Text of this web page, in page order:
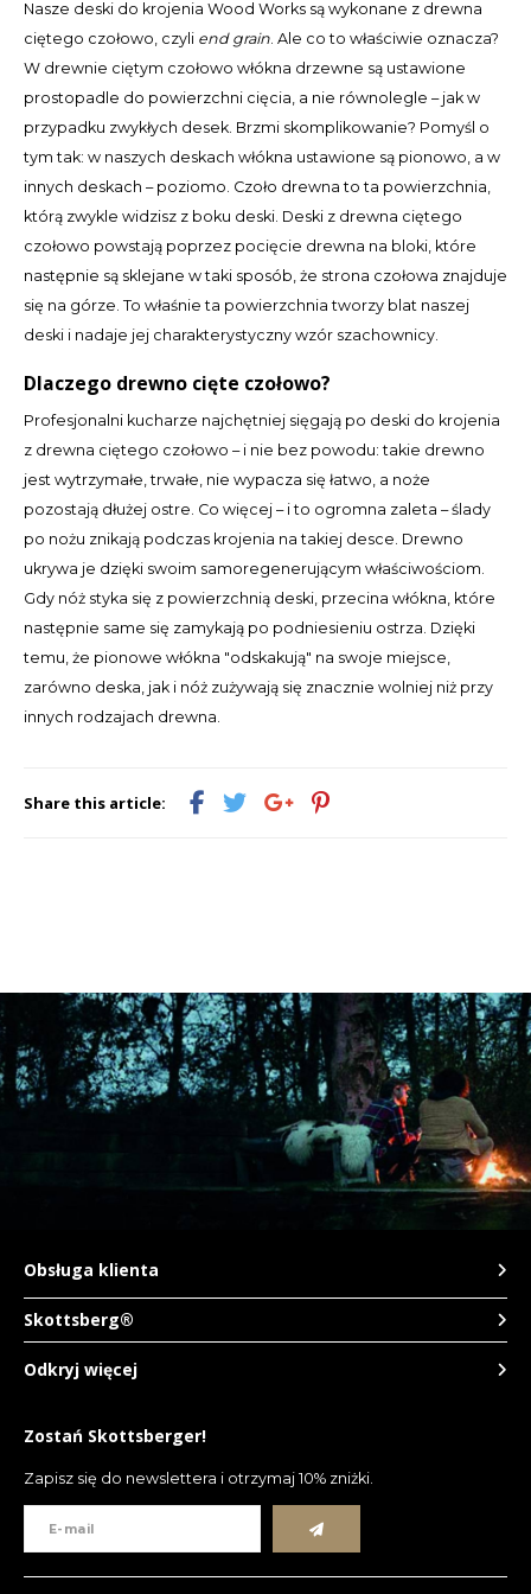
Polski
CAD
CHF
INR
JPY
CZK
ECS
HUF
ZAR
SEK
TWD
Nasze deski do krojenia Wood Works są wykonane z drewna
ciętego czołowo, czyli end grain. Ale co to właściwie oznacza?
W drewnie ciętym czołowo włókna drzewne są ustawione
prostopadle do powierzchni cięcia, a nie równolegle – jak w
przypadku zwykłych desek. Brzmi skomplikowanie? Pomyśl o
tym tak: w naszych deskach włókna ustawione są pionowo, a w
innych deskach – poziomo. Czoło drewna to ta powierzchnia,
którą zwykle widzisz z boku deski. Deski z drewna ciętego
czołowo powstają poprzez pocięcie drewna na bloki, które
następnie są sklejane w taki sposób, że strona czołowa znajduje
się na górze. To właśnie ta powierzchnia tworzy blat naszej
deski i nadaje jej charakterystyczny wzór szachownicy.
Dlaczego drewno cięte czołowo?
Profesjonalni kucharze najchętniej sięgają po deski do krojenia
z drewna ciętego czołowo – i nie bez powodu: takie drewno
jest wytrzymałe, trwałe, nie wypacza się łatwo, a noże
pozostają dłużej ostre. Co więcej – i to ogromna zaleta – ślady
po nożu znikają podczas krojenia na takiej desce. Drewno
ukrywa je dzięki swoim samoregenerującym właściwościom.
Gdy nóż styka się z powierzchnią deski, przecina włókna, które
następnie same się zamykają po podniesieniu ostrza. Dzięki
temu, że pionowe włókna "odskakują" na swoje miejsce,
zarówno deska, jak i nóż zużywają się znacznie wolniej niż przy
innych rodzajach drewna.
Share this article:
Skottsberg®
Obsługa klienta
Odkryj więcej
Zostań Skottsberger!
Zapisz się do newslettera i otrzymaj 10% zniżki.